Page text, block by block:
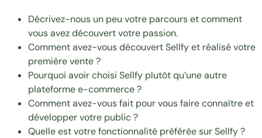
Décrivez-nous un peu votre parcours et comment
vous avez découvert votre passion.
Comment avez-vous découvert Sellfy et réalisé votre
première vente ?
Pourquoi avoir choisi Sellfy plutôt qu’une autre
plateforme e-commerce ?
Comment avez-vous fait pour vous faire connaître et
développer votre public ?
Quelle est votre fonctionnalité préférée sur Sellfy ?